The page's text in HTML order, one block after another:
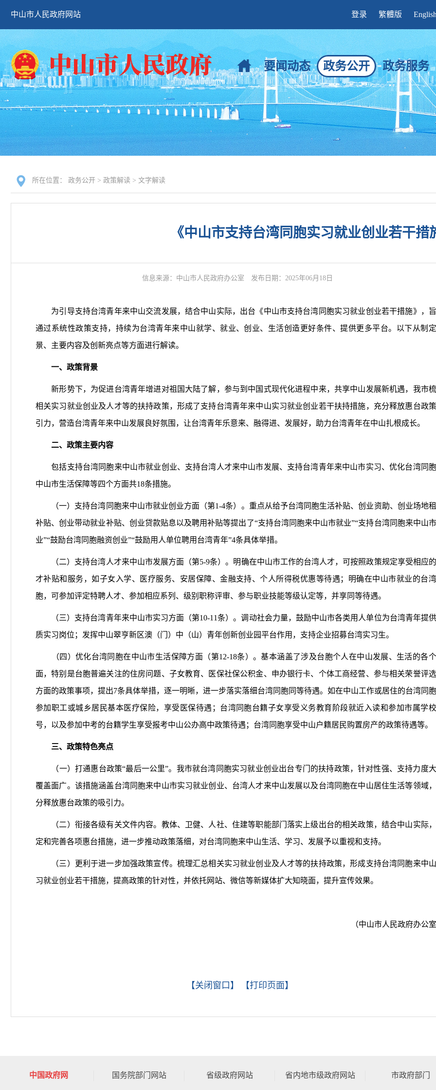
中山市人民政府网站 登录 繁體版 English
要闻动态 政务公开 政务服务
所在位置： 政务公开 > 政策解读 > 文字解读
《中山市支持台湾同胞实习就业创业若干措
信息来源：中山市人民政府办公室 发布日期：2025年06月18日
为引导支持台湾青年来中山交流发展，结合中山实际，出台《中山市支持台湾同胞实习就业创业若干措施》，
通过系统性政策支持，持续为台湾青年来中山就学、就业、创业、生活创造更好条件、提供更多平台。以下从制
景、主要内容及创新亮点等方面进行解读。
一、政策背景
新形势下，为促进台湾青年增进对祖国大陆了解，参与到中国式现代化进程中来，共享中山发展新机遇，我市
相关实习就业创业及人才等的扶持政策，形成了支持台湾青年来中山实习就业创业若干扶持措施，充分释放惠台政
引力，营造台湾青年来中山发展良好氛围，让台湾青年乐意来、融得进、发展好，助力台湾青年在中山扎根成长。
二、政策主要内容
包括支持台湾同胞来中山市就业创业、支持台湾人才来中山市发展、支持台湾青年来中山市实习、优化台湾同
中山市生活保障等四个方面共18条措施。
（一）支持台湾同胞来中山市就业创业方面（第1-4条）。重点从给予台湾同胞生活补贴、创业资助、创业场地
补贴、创业带动就业补贴、创业贷款贴息以及聘用补贴等提出了“支持台湾同胞来中山市就业”“支持台湾同胞来中山市
业”“鼓励台湾同胞融资创业”“鼓励用人单位聘用台湾青年”4条具体举措。
（二）支持台湾人才来中山市发展方面（第5-9条）。明确在中山市工作的台湾人才，可按照政策规定享受相应
才补贴和服务，如子女入学、医疗服务、安居保障、金融支持、个人所得税优惠等待遇；明确在中山市就业的台
胞，可参加评定特聘人才、参加相应系列、级别职称评审、参与职业技能等级认定等，并享同等待遇。
（三）支持台湾青年来中山市实习方面（第10-11条）。调动社会力量，鼓励中山市各类用人单位为台湾青年提
质实习岗位；发挥中山翠亨新区澳（门）中（山）青年创新创业园平台作用，支持企业招募台湾实习生。
（四）优化台湾同胞在中山市生活保障方面（第12-18条）。基本涵盖了涉及台胞个人在中山发展、生活的各
面，特别是台胞普遍关注的住房问题、子女教育、医保社保公积金、申办银行卡、个体工商经营、参与相关荣誉评
方面的政策事项，提出7条具体举措，逐一明晰，进一步落实落细台湾同胞同等待遇。如在中山工作或居住的台湾同
参加职工或城乡居民基本医疗保险，享受医保待遇；台湾同胞台籍子女享受义务教育阶段就近入读和参加市属学
号，以及参加中考的台籍学生享受报考中山公办高中政策待遇；台湾同胞享受中山户籍居民购置房产的政策待遇等。
三、政策特色亮点
（一）打通惠台政策“最后一公里”。我市就台湾同胞实习就业创业出台专门的扶持政策，针对性强、支持力度大
覆盖面广。该措施涵盖台湾同胞来中山市实习就业创业、台湾人才来中山发展以及台湾同胞在中山居住生活等领域
分释放惠台政策的吸引力。
（二）衔接各级有关文件内容。教体、卫健、人社、住建等职能部门落实上级出台的相关政策，结合中山实际，
定和完善各项惠台措施，进一步推动政策落细，对台湾同胞来中山生活、学习、发展予以重视和支持。
（三）更利于进一步加强政策宣传。梳理汇总相关实习就业创业及人才等的扶持政策，形成支持台湾同胞来中
习就业创业若干措施，提高政策的针对性，并依托网站、微信等新媒体扩大知晓面，提升宣传效果。
（中山市人民政府办公室
【关闭窗口】 【打印页面】
中国政府网 国务院部门网站 省级政府网站 省内地市级政府网站 市政府部门